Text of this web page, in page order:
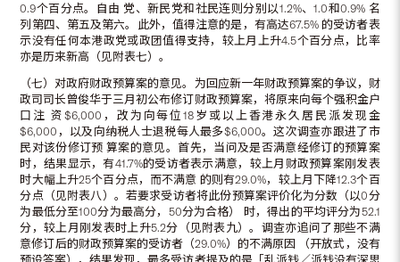
0.9个百分点。自由 党、新民党和社民连则分别以1.2%、1.0和0.9% 名
列第四、第五及第六。此外，值得注意的是，有高达67.5% 的受访者表
示没有任何本港政党或政团值得支持，较上月上升4.5个百分点，比率
亦是历来新高（见附表七）。
（七）对政府财政预算案的意见。为回应新一年财政预算案的争议，财
政司司长曾俊华于三月初公布修订财政预算案，将原来向每个强积金户
口注 资$6,000，改为向每位18岁或以上香港永久居民派发现金
$6,000，以及向纳税人士退税每人最多$6,000。这次调查亦跟进了市
民对该份修订预 算案的意见。首先，当问及是否满意经修订的预算案
时，结果显示，有41.7%的受访者表示满意，较上月财政预算案刚发表
时大幅上升25个百分点，而不满意 的则有29.0%，较上月下降12.3个百
分点（见附表八）。若要求受访者将此份预算案评价化为分数（以0分
为最低分至100分为最高分，50分为合格） 时，得出的平均评分为52.1
分，较上月刚发表时上升5.2分（见附表九）。调查亦追问了那些不满
意修订后的财政预算案的受访者（29.0%）的不满原因 （开放式，没有